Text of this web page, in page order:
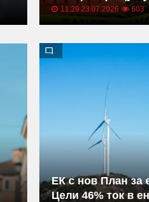
11:29 23.07.2026 603
ЕК с нов План за
Цели 46% ток в